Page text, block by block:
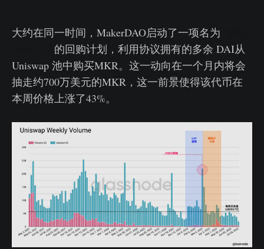
大约在同一时间，MakerDAO启动了一项名为
的回购计划，利用协议拥有的多余 DAI从
Uniswap 池中购买MKR。这一动向在一个月内将会
抽走约700万美元的MKR，这一前景使得该代币在
本周价格上涨了43%。